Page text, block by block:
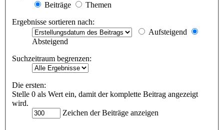
Beiträge
Themen
Ergebnisse sortieren nach:
Aufsteigend
Absteigend
Suchzeitraum begrenzen:
Die ersten:
Stelle 0 als Wert ein, damit der komplette Beitrag angezeigt
wird.
Zeichen der Beiträge anzeigen